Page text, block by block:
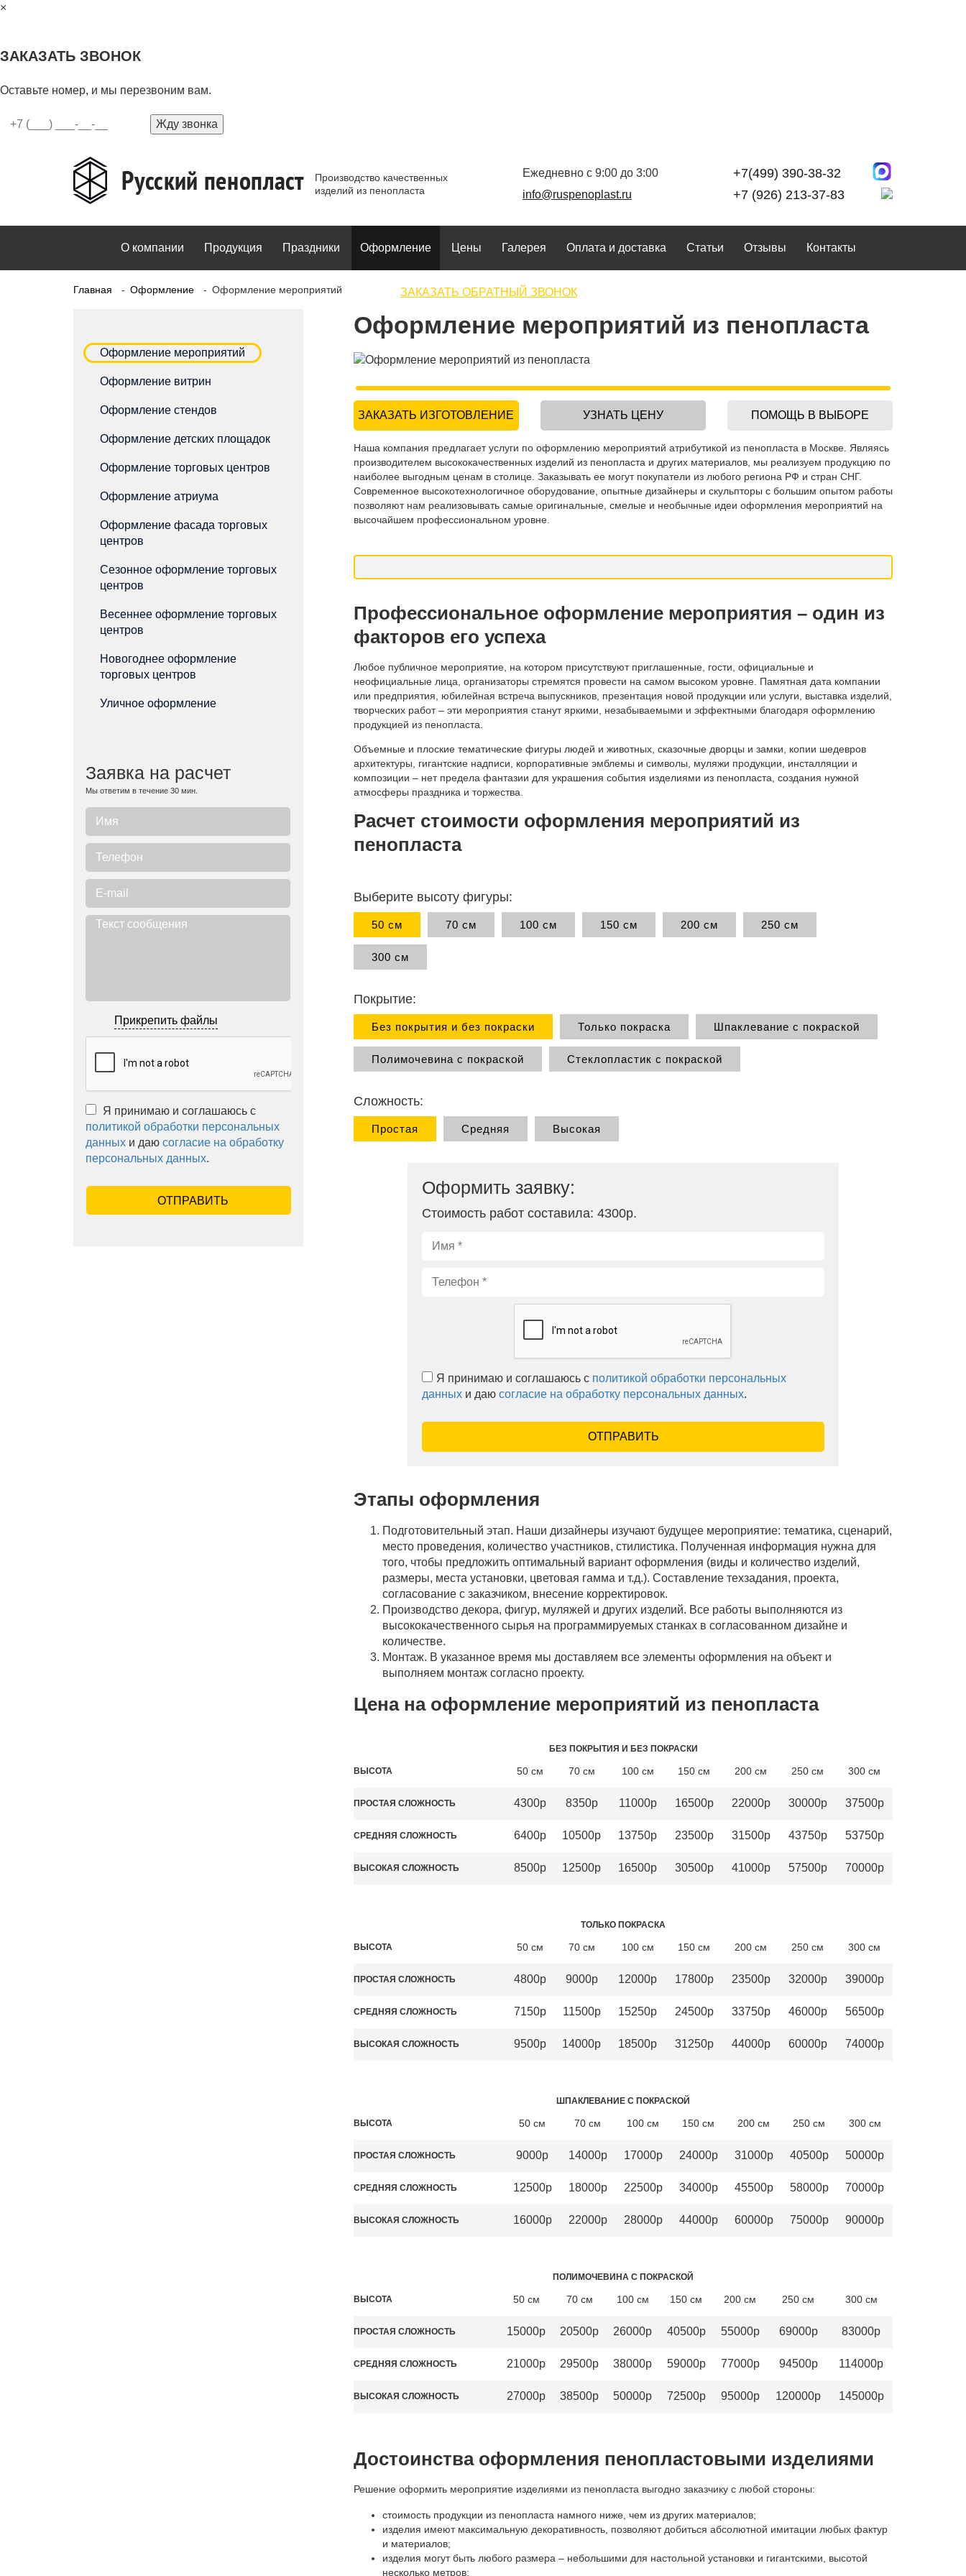
×
ЗАКАЗАТЬ ЗВОНОК
Оставьте номер, и мы перезвоним вам.
Жду звонка
Производство качественных
изделий из пенопласта
Ежедневно с 9:00 до 3:00
info@ruspenoplast.ru
+7(499) 390-38-32
+7 (926) 213-37-83
О компании Продукция Праздники Оформление Цены Галерея Оплата и доставка Статьи Отзывы Контакты
ЗАКАЗАТЬ ОБРАТНЫЙ ЗВОНОК
Главная Оформление Оформление мероприятий
Оформление мероприятий
Оформление витрин
Оформление стендов
Оформление детских площадок
Оформление торговых центров
Оформление атриума
Оформление фасада торговых
центров
Сезонное оформление торговых
центров
Весеннее оформление торговых
центров
Новогоднее оформление
торговых центров
Уличное оформление
Заявка на расчет
Мы ответим в течение 30 мин.
Прикрепить файлы
Я принимаю и соглашаюсь с
политикой обработки персональных
данных и даю согласие на обработку
персональных данных.
Оформление мероприятий из пенопласта
ЗАКАЗАТЬ ИЗГОТОВЛЕНИЕ УЗНАТЬ ЦЕНУ ПОМОЩЬ В ВЫБОРЕ
Наша компания предлагает услуги по оформлению мероприятий атрибутикой из пенопласта в Москве. Являясь
производителем высококачественных изделий из пенопласта и других материалов, мы реализуем продукцию по
наиболее выгодным ценам в столице. Заказывать ее могут покупатели из любого региона РФ и стран СНГ.
Современное высокотехнологичное оборудование, опытные дизайнеры и скульпторы с большим опытом работы
позволяют нам реализовывать самые оригинальные, смелые и необычные идеи оформления мероприятий на
высочайшем профессиональном уровне.
Профессиональное оформление мероприятия – один из
факторов его успеха
Любое публичное мероприятие, на котором присутствуют приглашенные, гости, официальные и
неофициальные лица, организаторы стремятся провести на самом высоком уровне. Памятная дата компании
или предприятия, юбилейная встреча выпускников, презентация новой продукции или услуги, выставка изделий,
творческих работ – эти мероприятия станут яркими, незабываемыми и эффектными благодаря оформлению
продукцией из пенопласта.
Объемные и плоские тематические фигуры людей и животных, сказочные дворцы и замки, копии шедевров
архитектуры, гигантские надписи, корпоративные эмблемы и символы, муляжи продукции, инсталляции и
композиции – нет предела фантазии для украшения события изделиями из пенопласта, создания нужной
атмосферы праздника и торжества.
Расчет стоимости оформления мероприятий из
пенопласта
Выберите высоту фигуры:
50 см 70 см 100 см 150 см 200 см 250 см
300 см
Покрытие:
Без покрытия и без покраски Только покраска Шпаклевание с покраской
Полимочевина с покраской Стеклопластик с покраской
Сложность:
Простая Средняя Высокая
Оформить заявку:
Стоимость работ составила: 4300р.
Я принимаю и соглашаюсь с политикой обработки персональных
данных и даю согласие на обработку персональных данных.
ОТПРАВИТЬ
Этапы оформления
Подготовительный этап. Наши дизайнеры изучают будущее мероприятие: тематика, сценарий,
место проведения, количество участников, стилистика. Полученная информация нужна для
того, чтобы предложить оптимальный вариант оформления (виды и количество изделий,
размеры, места установки, цветовая гамма и т.д.). Составление техзадания, проекта,
согласование с заказчиком, внесение корректировок.
Производство декора, фигур, муляжей и других изделий. Все работы выполняются из
высококачественного сырья на программируемых станках в согласованном дизайне и
количестве.
Монтаж. В указанное время мы доставляем все элементы оформления на объект и
выполняем монтаж согласно проекту.
Цена на оформление мероприятий из пенопласта
БЕЗ ПОКРЫТИЯ И БЕЗ ПОКРАСКИ
ВЫСОТА 50 см 70 см 100 см 150 см 200 см 250 см 300 см
ПРОСТАЯ СЛОЖНОСТЬ 4300р 8350р 11000р 16500р 22000р 30000р 37500р
СРЕДНЯЯ СЛОЖНОСТЬ 6400р 10500р 13750р 23500р 31500р 43750р 53750р
ВЫСОКАЯ СЛОЖНОСТЬ 8500р 12500р 16500р 30500р 41000р 57500р 70000р
ТОЛЬКО ПОКРАСКА
ВЫСОТА 50 см 70 см 100 см 150 см 200 см 250 см 300 см
ПРОСТАЯ СЛОЖНОСТЬ 4800р 9000р 12000р 17800р 23500р 32000р 39000р
СРЕДНЯЯ СЛОЖНОСТЬ 7150р 11500р 15250р 24500р 33750р 46000р 56500р
ВЫСОКАЯ СЛОЖНОСТЬ 9500р 14000р 18500р 31250р 44000р 60000р 74000р
ШПАКЛЕВАНИЕ С ПОКРАСКОЙ
ВЫСОТА 50 см 70 см 100 см 150 см 200 см 250 см 300 см
ПРОСТАЯ СЛОЖНОСТЬ 9000р 14000р 17000р 24000р 31000р 40500р 50000р
СРЕДНЯЯ СЛОЖНОСТЬ 12500р 18000р 22500р 34000р 45500р 58000р 70000р
ВЫСОКАЯ СЛОЖНОСТЬ 16000р 22000р 28000р 44000р 60000р 75000р 90000р
ПОЛИМОЧЕВИНА С ПОКРАСКОЙ
ВЫСОТА 50 см 70 см 100 см 150 см 200 см 250 см 300 см
ПРОСТАЯ СЛОЖНОСТЬ 15000р 20500р 26000р 40500р 55000р 69000р 83000р
СРЕДНЯЯ СЛОЖНОСТЬ 21000р 29500р 38000р 59000р 77000р 94500р 114000р
ВЫСОКАЯ СЛОЖНОСТЬ 27000р 38500р 50000р 72500р 95000р 120000р 145000р
Достоинства оформления пенопластовыми изделиями
Решение оформить мероприятие изделиями из пенопласта выгодно заказчику с любой стороны:
стоимость продукции из пенопласта намного ниже, чем из других материалов;
изделия имеют максимальную декоративность, позволяют добиться абсолютной имитации любых фактур
и материалов;
изделия могут быть любого размера – небольшими для настольной установки и гигантскими, высотой
несколько метров;